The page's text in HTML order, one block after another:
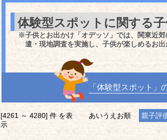
体験型スポットに関する
※子供とお出かけ「オデッソ」では、関東近
遣・現地調査を実施し、子供が楽しめるお
「体験型スポット」
[4261 ～ 4280] 件 を表
示
あいうえお順 親子評